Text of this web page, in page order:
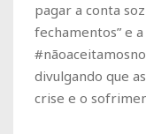
pagar a conta
fechamentos” e
divulgando que
crise e o